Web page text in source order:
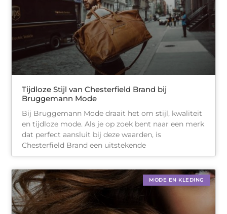
Tijdloze Stijl van Chesterfield Brand bij
Bruggemann Mode
Bij Bruggemann Mode draait het om stijl, kwaliteit
en tijdloze mode. Als je op zoek bent naar een merk
dat perfect aansluit bij deze waarden, is
Chesterfield Brand een uitstekende
MODE EN KLEDING